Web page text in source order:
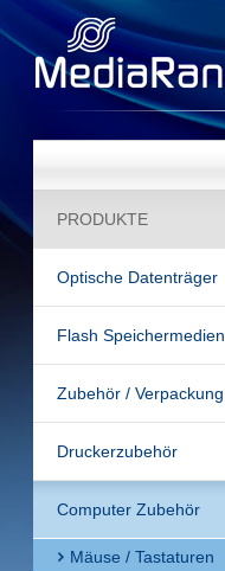
PRODUKTE
Optische Datenträger
Flash Speichermedien
Zubehör / Verpackung
Druckerzubehör
Computer Zubehör
Mäuse / Tastaturen